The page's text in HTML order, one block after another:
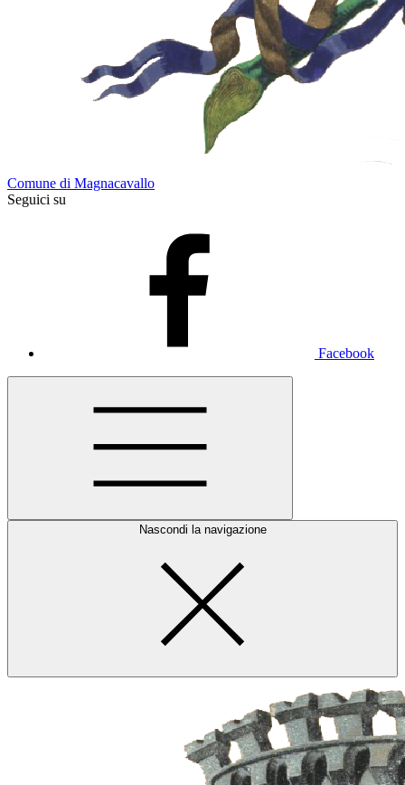
Comune di Magnacavallo
Seguici su
Facebook
Nascondi la navigazione